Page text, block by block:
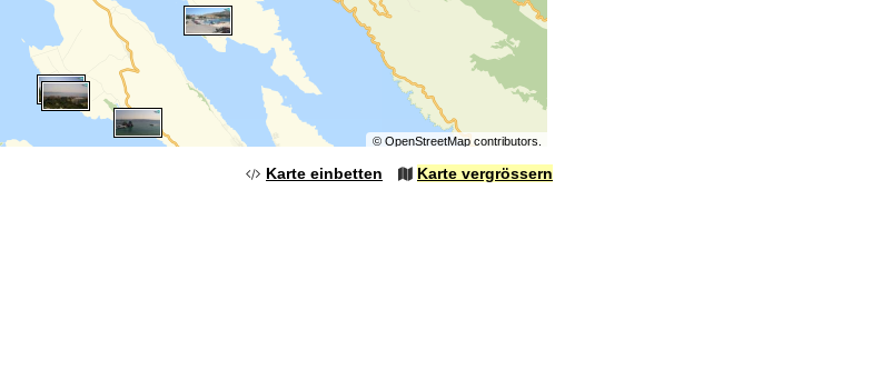
© OpenStreetMapcontributors.
Karte einbetten Karte vergrössern